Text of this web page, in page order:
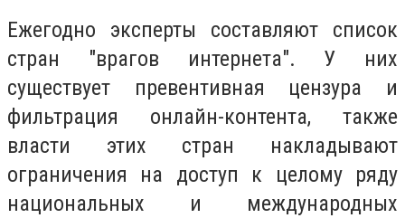
Ежегодно эксперты составляют список
стран "врагов интернета". У них
существует превентивная цензура и
фильтрация онлайн-контента, также
власти этих стран накладывают
ограничения на доступ к целому ряду
национальных и международных